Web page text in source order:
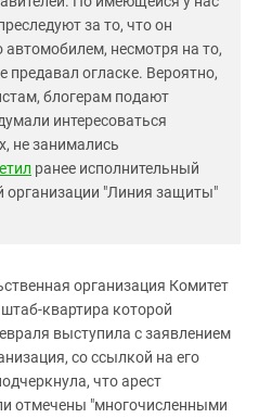
за то, что он
автомобилем, несмотря на то,
предавал огласке. Вероятно,
блогерам подают
интересоваться
не занимались
ранее исполнительный
организации "Линия защиты"
организация Комитет
квартира которой
выступила с заявлением
со ссылкой на его
что арест
отмечены "многочисленными